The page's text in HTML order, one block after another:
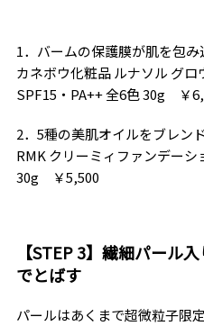
1．バームの保護膜が肌を包み
カネボウ化粧品 ルナソル グ
SPF15・PA++ 全6色 30g ￥
2．5種の美肌オイルをブレン
RMK クリーミィファンデーシ
30g ￥5,500
【STEP 3】繊細パール
でとばす
パールはあくまで超微粒子限